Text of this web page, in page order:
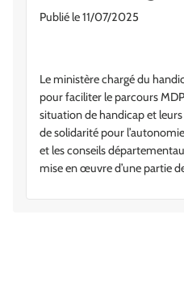
Publié le11/07/2025
Le ministère chargé du
pour faciliter le parcours
situation de handicap et
de solidarité pour
et les conseils
mise en œuvre d’une partie